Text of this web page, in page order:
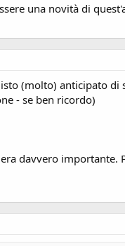
una novità di
(molto) anticipato
- se ben ricordo)
davvero